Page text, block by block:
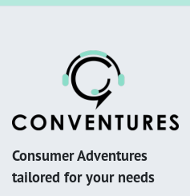
Consumer Adventures
tailored for your needs